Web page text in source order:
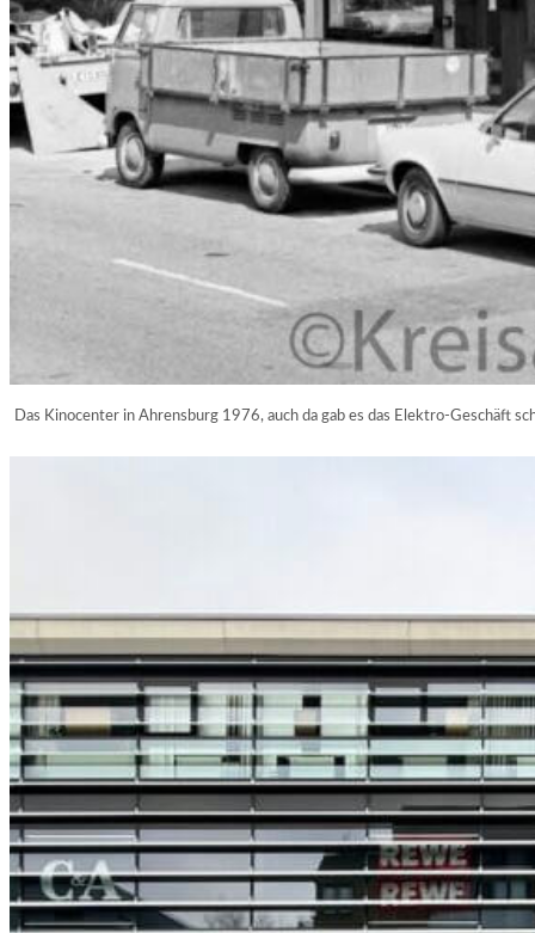
Das Kinocenter in Ahrensburg 1976, auch da gab es das Elektro-Geschäft